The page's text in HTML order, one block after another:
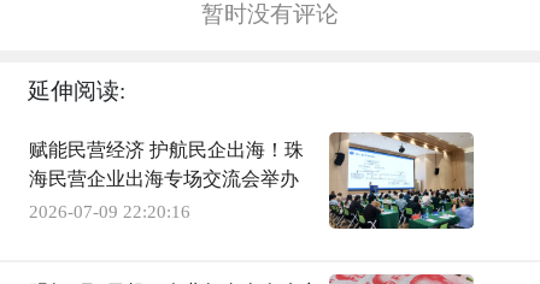
暂时没有评论
延伸阅读:
赋能民营经济 护航民企出海！珠
海民营企业出海专场交流会举办
2026-07-09 22:20:16